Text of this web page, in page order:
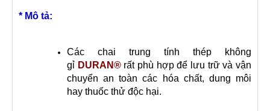
* Mô tả:
Các chai trung tính thép không
gỉ DURAN®rất phù hợp để lưu trữ và vận
chuyển an toàn các hóa chất, dung môi
hay thuốc thử độc hại.